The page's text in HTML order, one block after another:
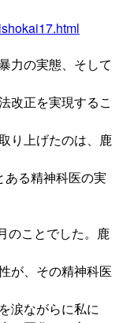
力の実態、そして
改正を実現するこ
り上げたのは、鹿
る精神科医の実
のことでした。鹿
が、その精神科医
涙ながらに私に